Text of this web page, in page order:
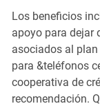
Los beneficios
apoyo para dejar
asociados al
para &teléfonos
cooperativa de
recomendación.